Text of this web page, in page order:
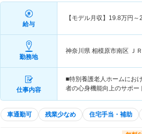
給与
【モデル月収】 19.8万円～
勤務地
神奈川県 相模原市南区 Ｊ
仕事内容
■特別養護老人ホームにお
者の心身機能向上のサポー
車通勤可 残業少なめ 住宅手当・補助